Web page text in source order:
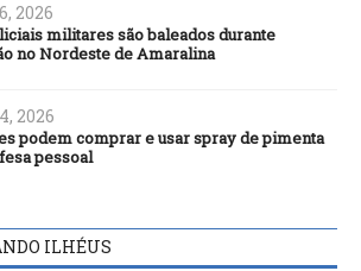
2026
militares são baleados durante
no Nordeste de Amaralina
2026
podem comprar e usar spray de pimenta
pessoal
ILHÉUS